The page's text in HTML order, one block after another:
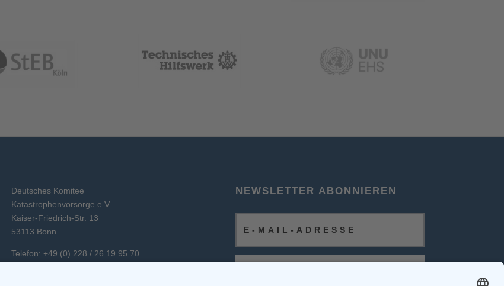
Deutsches Komitee
Katastrophenvorsorge e.V.
Kaiser-Friedrich-Str. 13
53113 Bonn
Telefon: +49 (0) 228 / 26 19 95 70
NEWSLETTER ABONNIEREN